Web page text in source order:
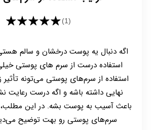
★★★★★(1)
اگه دنبال یه پوست درخشان و سالم
استفاده درست از سرم های پوستی
استفاده از سرم‌های پوستی می‌تونه
نهایی داشته باشه و اگه درست رعایت
باعث آسیب به پوست بشه. در این مطلب،
سرم‌های پوستی رو بهت توضیح